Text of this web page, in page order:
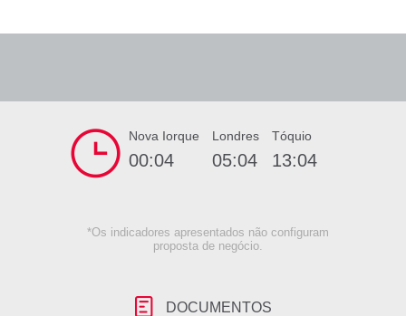
Nova Iorque
00:04
Londres
05:04
Tóquio
13:04
*Os indicadores apresentados não configuram
proposta de negócio.
DOCUMENTOS